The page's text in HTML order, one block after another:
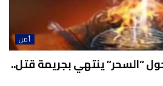
أمن
“السحر” ينتهي بجريمة قتل..